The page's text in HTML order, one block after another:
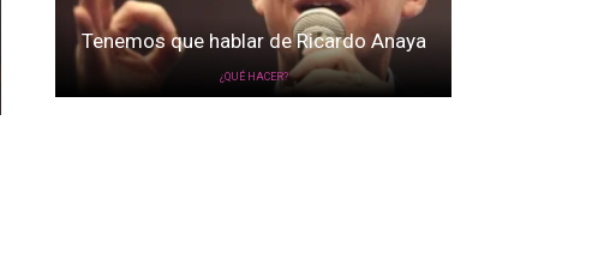
Tenemos que hablar de Ricardo Anaya
¿QUÉ HACER?